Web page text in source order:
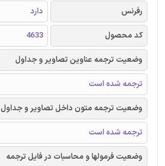
رفرنس
دارد
کد محصول
4633
وضعیت ترجمه عناوین تصاویر و جداول
ترجمه شده است
وضعیت ترجمه متون داخل تصاویر و جداول
ترجمه شده است
وضعیت فرمولها و محاسبات در فایل ترجمه